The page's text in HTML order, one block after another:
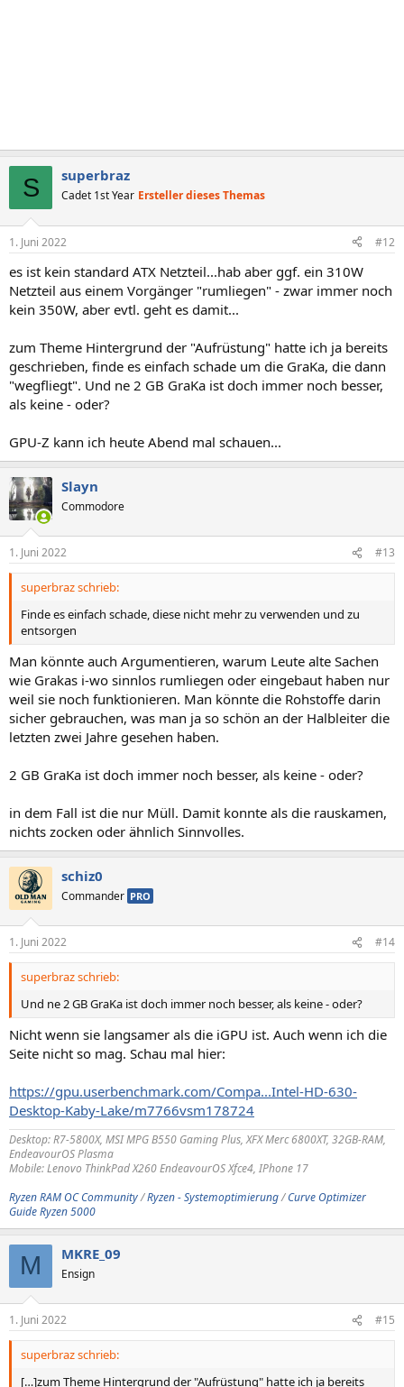
S superbraz
Cadet 1st Year Ersteller dieses Themas
1. Juni 2022 #12
es ist kein standard ATX Netzteil...hab aber ggf. ein 310W
Netzteil aus einem Vorgänger "rumliegen" - zwar immer noch
kein 350W, aber evtl. geht es damit...
zum Theme Hintergrund der "Aufrüstung" hatte ich ja bereits
geschrieben, finde es einfach schade um die GraKa, die dann
"wegfliegt". Und ne 2 GB GraKa ist doch immer noch besser,
als keine - oder?
GPU-Z kann ich heute Abend mal schauen...
Slayn
Commodore
1. Juni 2022 #13
superbraz schrieb:
Finde es einfach schade, diese nicht mehr zu verwenden und zu
entsorgen
Man könnte auch Argumentieren, warum Leute alte Sachen
wie Grakas i-wo sinnlos rumliegen oder eingebaut haben nur
weil sie noch funktionieren. Man könnte die Rohstoffe darin
sicher gebrauchen, was man ja so schön an der Halbleiter die
letzten zwei Jahre gesehen haben.
2 GB GraKa ist doch immer noch besser, als keine - oder?
in dem Fall ist die nur Müll. Damit konnte als die rauskamen,
nichts zocken oder ähnlich Sinnvolles.
schiz0
Commander PRO
1. Juni 2022 #14
superbraz schrieb:
Und ne 2 GB GraKa ist doch immer noch besser, als keine - oder?
Nicht wenn sie langsamer als die iGPU ist. Auch wenn ich die
Seite nicht so mag. Schau mal hier:
https://gpu.userbenchmark.com/Compa...Intel-HD-630-
Desktop-Kaby-Lake/m7766vsm178724
Desktop: R7-5800X, MSI MPG B550 Gaming Plus, XFX Merc 6800XT, 32GB-RAM,
EndeavourOS Plasma
Mobile: Lenovo ThinkPad X260 EndeavourOS Xfce4, IPhone 17
Ryzen RAM OC Community/Ryzen - Systemoptimierung/Curve Optimizer
Guide Ryzen 5000
M MKRE_09
Ensign
1. Juni 2022 #15
superbraz schrieb:
[…]zum Theme Hintergrund der "Aufrüstung" hatte ich ja bereits